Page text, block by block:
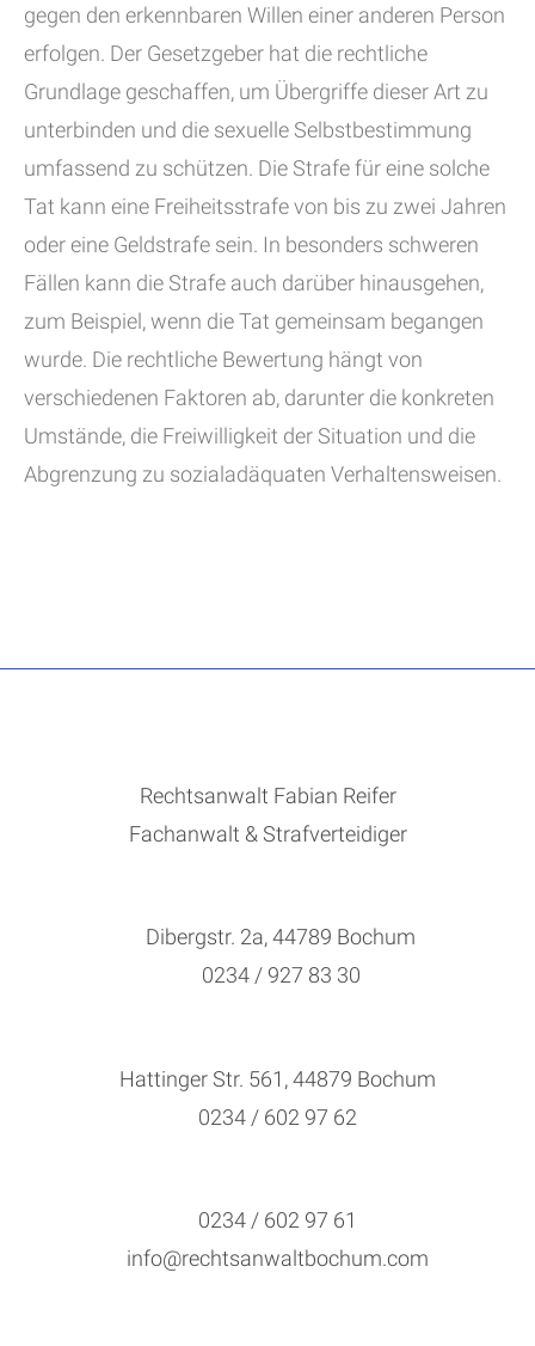
gegen den erkennbaren Willen einer anderen Person
erfolgen. Der Gesetzgeber hat die rechtliche
Grundlage geschaffen, um Übergriffe dieser Art zu
unterbinden und die sexuelle Selbstbestimmung
umfassend zu schützen. Die Strafe für eine solche
Tat kann eine Freiheitsstrafe von bis zu zwei Jahren
oder eine Geldstrafe sein. In besonders schweren
Fällen kann die Strafe auch darüber hinausgehen,
zum Beispiel, wenn die Tat gemeinsam begangen
wurde. Die rechtliche Bewertung hängt von
verschiedenen Faktoren ab, darunter die konkreten
Umstände, die Freiwilligkeit der Situation und die
Abgrenzung zu sozialadäquaten Verhaltensweisen.
Rechtsanwalt Fabian Reifer
Fachanwalt & Strafverteidiger
Dibergstr. 2a, 44789 Bochum
0234 / 927 83 30
Hattinger Str. 561, 44879 Bochum
0234 / 602 97 62
0234 / 602 97 61
info@rechtsanwaltbochum.com